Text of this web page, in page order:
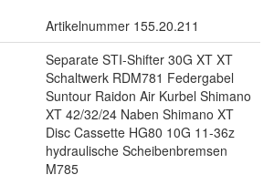
Artikelnummer 155.20.211
Separate STI-Shifter 30G XT XT
Schaltwerk RDM781 Federgabel
Suntour Raidon Air Kurbel Shimano
XT 42/32/24 Naben Shimano XT
Disc Cassette HG80 10G 11-36z
hydraulische Scheibenbremsen
M785